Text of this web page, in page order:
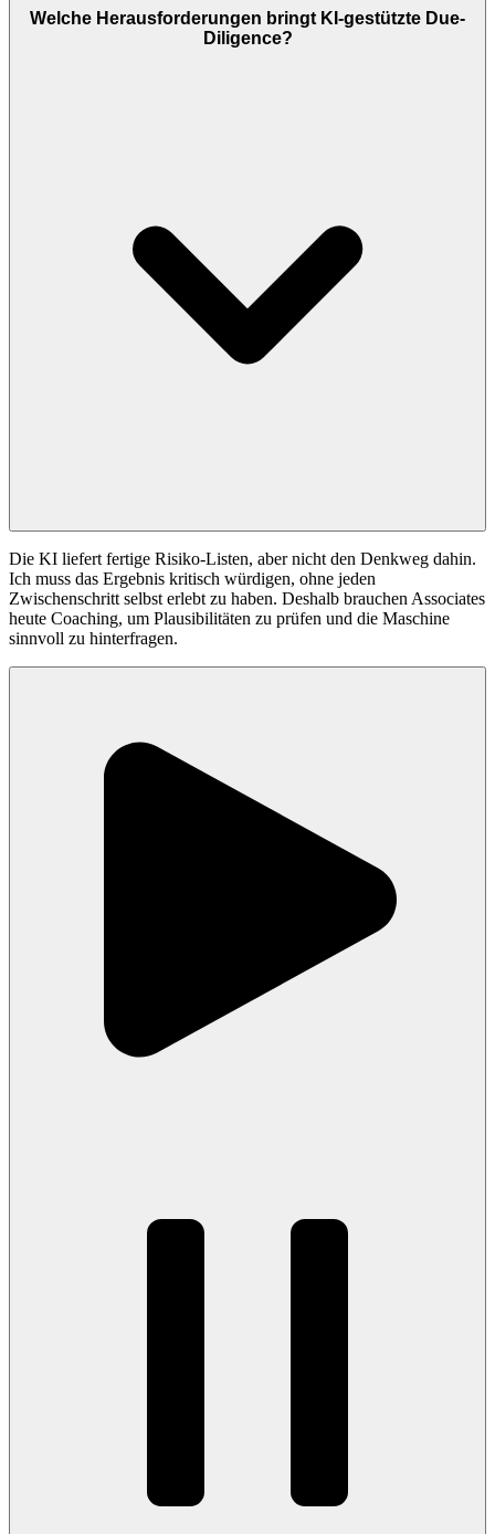
Welche Herausforderungen bringt KI-gestützte Due-
Diligence?
Die KI liefert fertige Risiko-Listen, aber nicht den Denkweg dahin.
Ich muss das Ergebnis kritisch würdigen, ohne jeden
Zwischenschritt selbst erlebt zu haben. Deshalb brauchen Associates
heute Coaching, um Plausibilitäten zu prüfen und die Maschine
sinnvoll zu hinterfragen.